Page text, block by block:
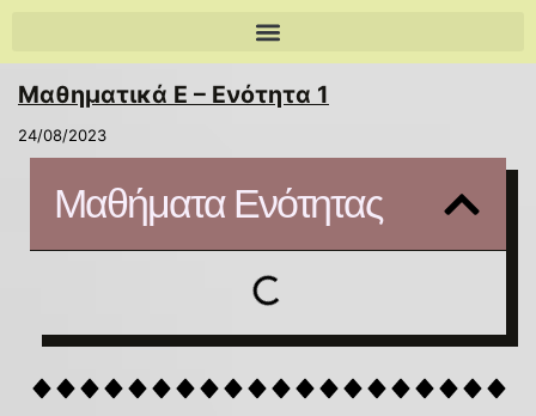
Μαθηματικά E – Ενότητα 1
24/08/2023
Μαθήματα Ενότητας